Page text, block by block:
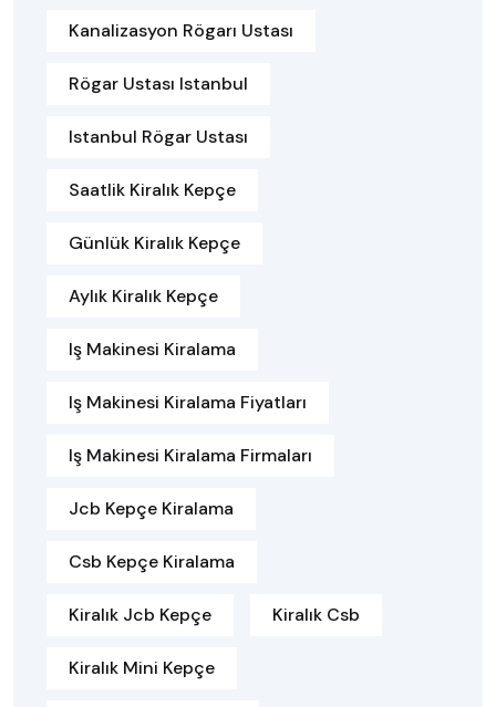
Kanalizasyon Rögarı Ustası
Rögar Ustası Istanbul
Istanbul Rögar Ustası
Saatlik Kiralık Kepçe
Günlük Kiralık Kepçe
Aylık Kiralık Kepçe
Iş Makinesi Kiralama
Iş Makinesi Kiralama Fiyatları
Iş Makinesi Kiralama Firmaları
Jcb Kepçe Kiralama
Csb Kepçe Kiralama
Kiralık Jcb Kepçe Kiralık Csb
Kiralık Mini Kepçe